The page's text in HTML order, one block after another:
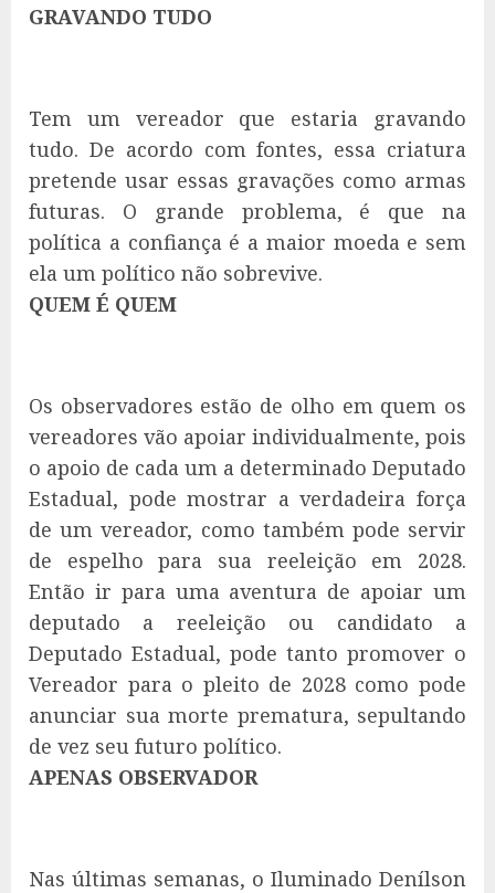
GRAVANDO TUDO
Tem um vereador que estaria gravando
tudo. De acordo com fontes, essa criatura
pretende usar essas gravações como armas
futuras. O grande problema, é que na
política a confiança é a maior moeda e sem
ela um político não sobrevive.
QUEM É QUEM
Os observadores estão de olho em quem os
vereadores vão apoiar individualmente, pois
o apoio de cada um a determinado Deputado
Estadual, pode mostrar a verdadeira força
de um vereador, como também pode servir
de espelho para sua reeleição em 2028.
Então ir para uma aventura de apoiar um
deputado a reeleição ou candidato a
Deputado Estadual, pode tanto promover o
Vereador para o pleito de 2028 como pode
anunciar sua morte prematura, sepultando
de vez seu futuro político.
APENAS OBSERVADOR
Nas últimas semanas, o Iluminado Denílson